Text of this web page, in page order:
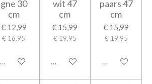
gne 30
cm
€ 12,99
€ 16,95
Houd mij op de hoogte
wit 47
cm
€ 15,99
€ 19,95
In winkelwagen
paars 47
cm
€ 15,99
€ 19,95
In